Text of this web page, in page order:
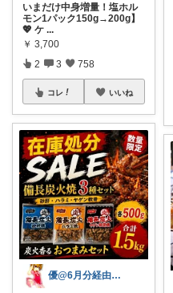
いまだけ中身増量！塩ホル
モン1パック150g→200g】
💖 ケ ...
￥ 3,700
2 3 758
コレ いいね
優@6月分経由購入感謝